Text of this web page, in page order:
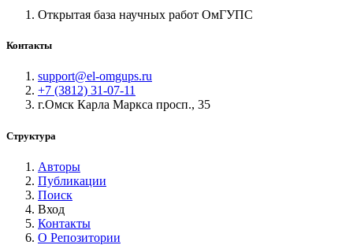
Открытая база научных работ ОмГУПС
Контакты
support@el-omgups.ru
+7 (3812) 31-07-11
г.Омск Карла Маркса просп., 35
Структура
Авторы
Публикации
Поиск
Вход
Контакты
О Репозитории